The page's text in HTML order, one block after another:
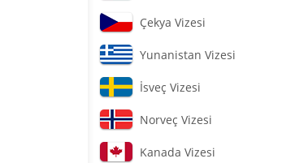
Çekya Vizesi
Yunanistan Vizesi
İsveç Vizesi
Norveç Vizesi
Kanada Vizesi